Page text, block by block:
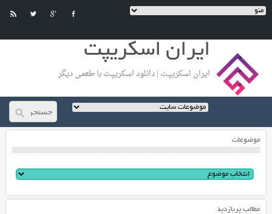
ایران اسکریپت
ایران اسکریپت | دانلود اسکریپت با طعمی دیگر
موضوعات
مطالب پربازدید